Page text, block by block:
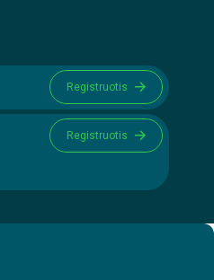
Registruotis
Registruotis